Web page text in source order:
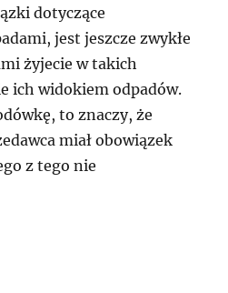
dotyczące
jest jeszcze zwykłe
żyjecie w takich
ich widokiem odpadów.
to znaczy, że
miał obowiązek
z tego nie